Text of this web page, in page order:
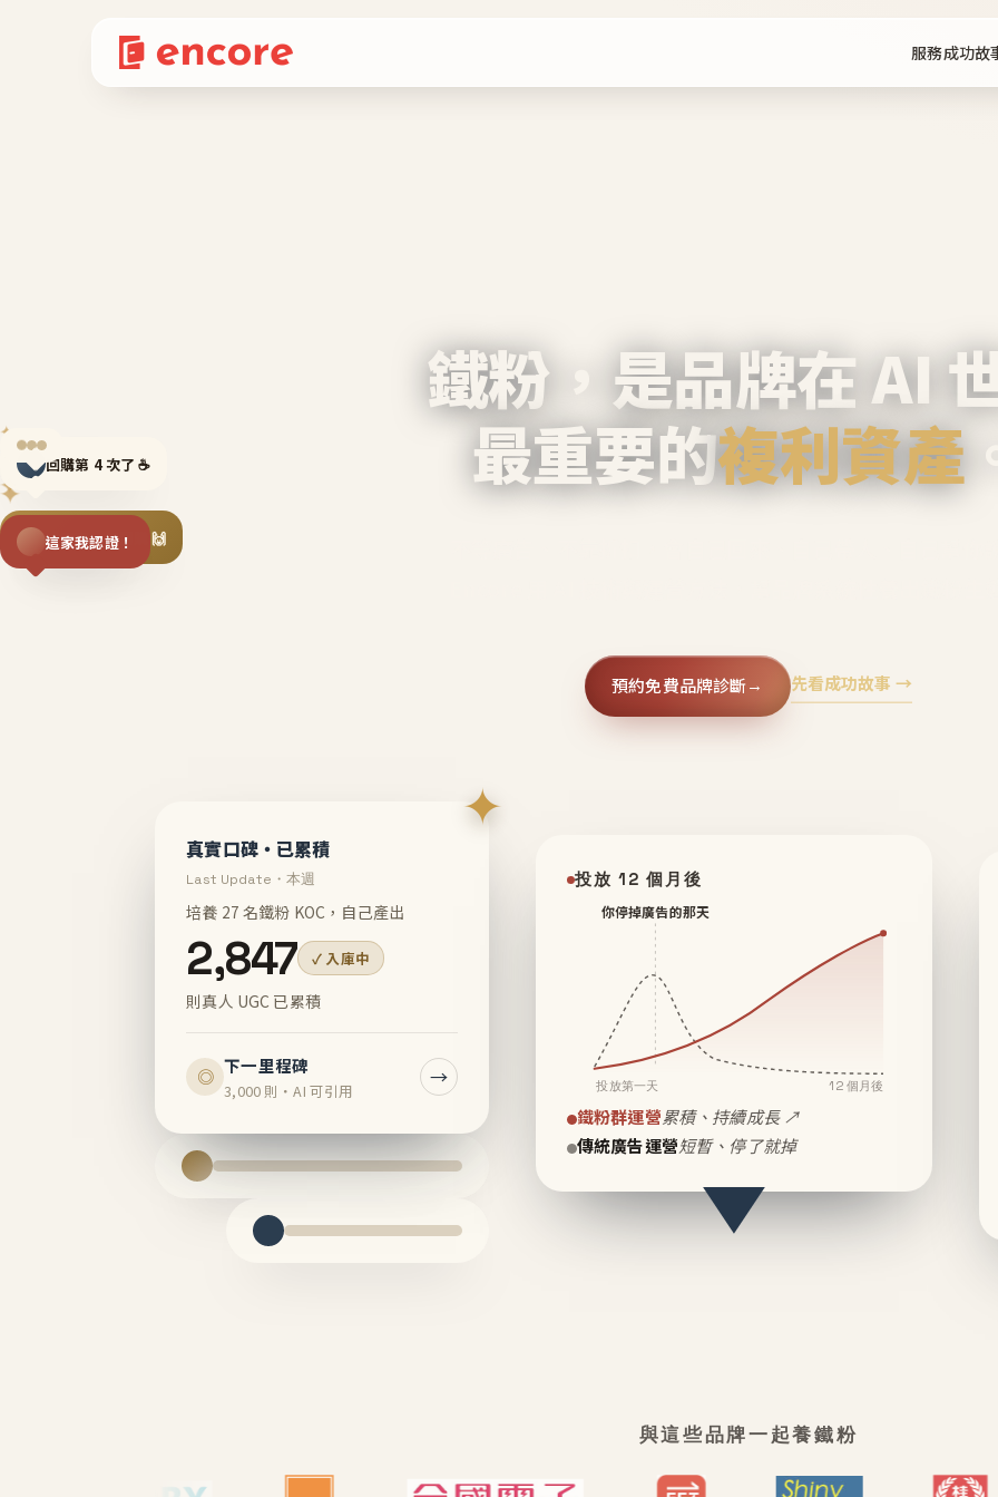
服務成功故
✦
✦
✦
回購第 4 次了 ☕
揪同事一起團購 🙌
這家我認證！
鐵粉，是品牌在 AI
最重要的複利資產
預約免費品牌診斷→ 先看成功故事 →
✦
真實口碑・已累積
Last Update・本週
培養 27 名鐵粉 KOC，自己產出
2,847 ✓ 入庫中
則真人 UGC 已累積
◎ 下一里程碑
3,000 則・AI 可引用
→
投放 12 個月後
你停掉廣告的那天
投放第一天 12 個月後
鐵粉群運營累積、持續成長 ↗
傳統廣告運營短暫、停了就掉
與這些品牌一起養鐵粉